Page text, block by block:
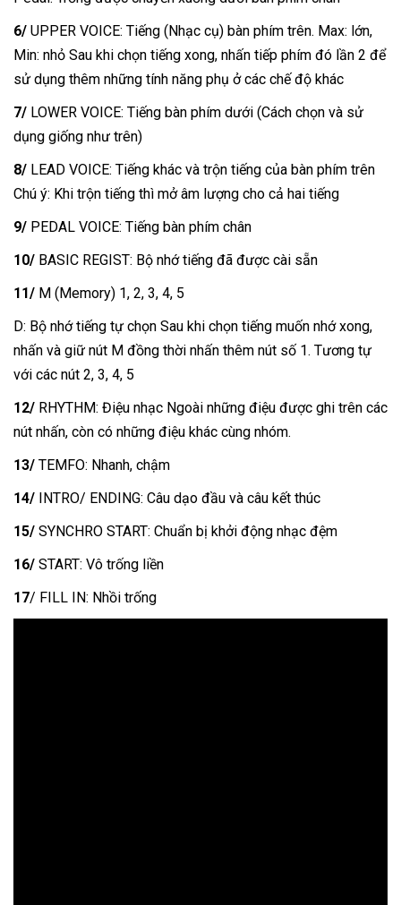
6/ UPPER VOICE: Tiếng (Nhạc cụ) bàn phím trên. Max: lớn,
Min: nhỏ Sau khi chọn tiếng xong, nhấn tiếp phím đó lần 2 để
sử dụng thêm những tính năng phụ ở các chế độ khác
7/ LOWER VOICE: Tiếng bàn phím dưới (Cách chọn và sử
dụng giống như trên)
8/ LEAD VOICE: Tiếng khác và trộn tiếng của bàn phím trên
Chú ý: Khi trộn tiếng thì mở âm lượng cho cả hai tiếng
9/ PEDAL VOICE: Tiếng bàn phím chân
10/ BASIC REGIST: Bộ nhớ tiếng đã được cài sẵn
11/ M (Memory) 1, 2, 3, 4, 5
D: Bộ nhớ tiếng tự chọn Sau khi chọn tiếng muốn nhớ xong,
nhấn và giữ nút M đồng thời nhấn thêm nút số 1. Tương tự
với các nút 2, 3, 4, 5
12/ RHYTHM: Điệu nhạc Ngoài những điệu được ghi trên các
nút nhấn, còn có những điệu khác cùng nhóm.
13/ TEMFO: Nhanh, chậm
14/ INTRO/ ENDING: Câu dạo đầu và câu kết thúc
15/ SYNCHRO START: Chuẩn bị khởi động nhạc đệm
16/ START: Vô trống liền
17/ FILL IN: Nhồi trống